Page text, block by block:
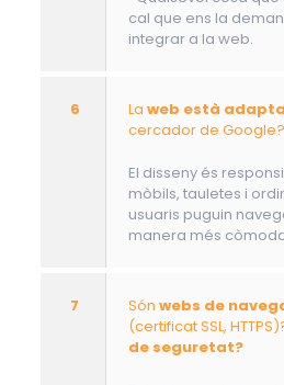
cal que ens la
integrar a la web.
6 La web està
cercador de Google?
El disseny és
mòbils, tauletes i
usuaris puguin
manera més
7 Són webs de
(certificat SSL,
de seguretat?